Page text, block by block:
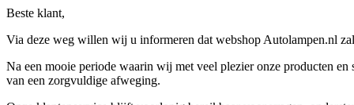
Beste klant,
Via deze weg willen wij u informeren dat webshop Autolampen.nl
Na een mooie periode waarin wij met veel plezier onze producten
van een zorgvuldige afweging.